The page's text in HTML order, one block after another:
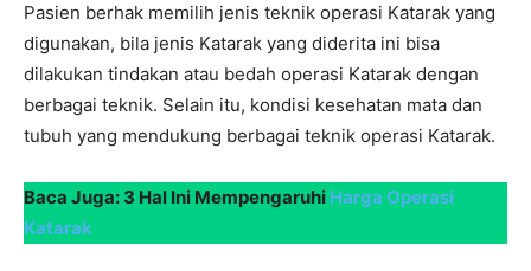
Pasien berhak memilih jenis teknik operasi Katarak yang
digunakan, bila jenis Katarak yang diderita ini bisa
dilakukan tindakan atau bedah operasi Katarak dengan
berbagai teknik. Selain itu, kondisi kesehatan mata dan
tubuh yang mendukung berbagai teknik operasi Katarak.
Baca Juga: 3 Hal Ini Mempengaruhi Harga Operasi
Katarak